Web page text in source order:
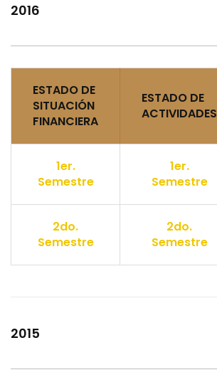
2016
ESTADO DE
SITUACIÓN
FINANCIERA
ESTADO DE
ACTIVIDADES
1er.
Semestre
1er.
Semestre
2do.
Semestre
2do.
Semestre
2015